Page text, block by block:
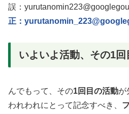
誤：
正：
いよいよ活動、その1回
んでもって、その1回目の活動が
われわれにとって記念すべき、